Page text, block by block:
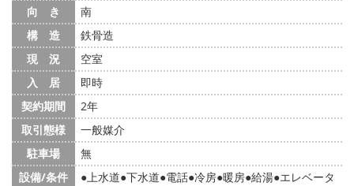
向 き
南
構 造
鉄骨造
現 況
空室
入 居
即時
契約期間
2年
取引態様
一般媒介
駐車場
無
設備/条件
上水道 下水道 電話 冷房 暖房 給湯 エレベータ